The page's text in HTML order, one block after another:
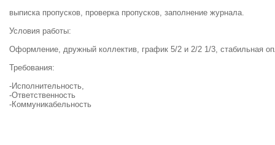
выписка пропусков, проверка пропусков, заполнение журнала.
Условия работы:
Оформление, дружный коллектив, график 5/2 и 2/2 1/3, стабильная
Требования:
-Исполнительность,
-Ответственность
-Коммуникабельность